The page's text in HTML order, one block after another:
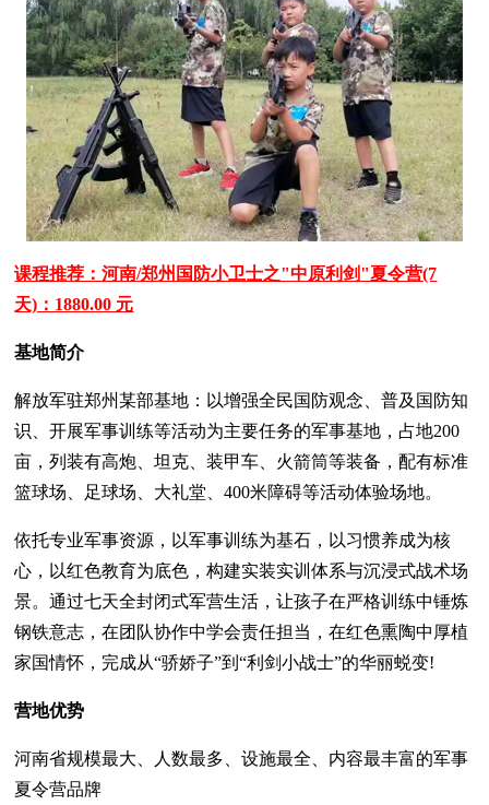
课程推荐：河南/郑州国防小卫士之"中原利剑"夏令营(7
天)：1880.00 元
基地简介
解放军驻郑州某部基地：以增强全民国防观念、普及国防知
识、开展军事训练等活动为主要任务的军事基地，占地200
亩，列装有高炮、坦克、装甲车、火箭筒等装备，配有标准
篮球场、足球场、大礼堂、400米障碍等活动体验场地。
依托专业军事资源，以军事训练为基石，以习惯养成为核
心，以红色教育为底色，构建实装实训体系与沉浸式战术场
景。通过七天全封闭式军营生活，让孩子在严格训练中锤炼
钢铁意志，在团队协作中学会责任担当，在红色熏陶中厚植
家国情怀，完成从“骄娇子”到“利剑小战士”的华丽蜕变!
营地优势
河南省规模最大、人数最多、设施最全、内容最丰富的军事
夏令营品牌